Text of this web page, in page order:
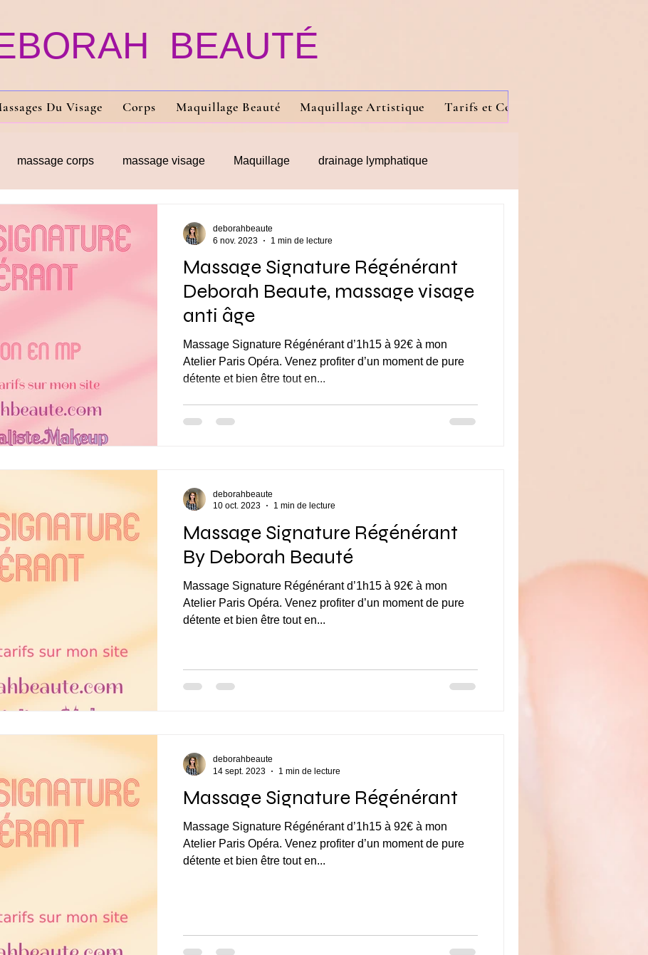
BEAUTÉ
Du Visage Corps Maquillage Beauté Maquillage Artistique Tarifs et Contact
massage corps massage visage Maquillage drainage lymphatique
Massage Signature Régénérant
Deborah Beaute, massage visage
anti âge
Massage Signature Régénérant d’1h15 à 92€ à mon
Atelier Paris Opéra. Venez profiter d’un moment de pure
détente et bien être tout en...
deborahbeaute
6 nov. 2023
1 min de lecture
Massage Signature Régénérant
By Deborah Beauté
Massage Signature Régénérant d’1h15 à 92€ à mon
Atelier Paris Opéra. Venez profiter d’un moment de pure
détente et bien être tout en...
deborahbeaute
10 oct. 2023
1 min de lecture
Massage Signature Régénérant
Massage Signature Régénérant d’1h15 à 92€ à mon
Atelier Paris Opéra. Venez profiter d’un moment de pure
détente et bien être tout en...
deborahbeaute
14 sept. 2023
1 min de lecture